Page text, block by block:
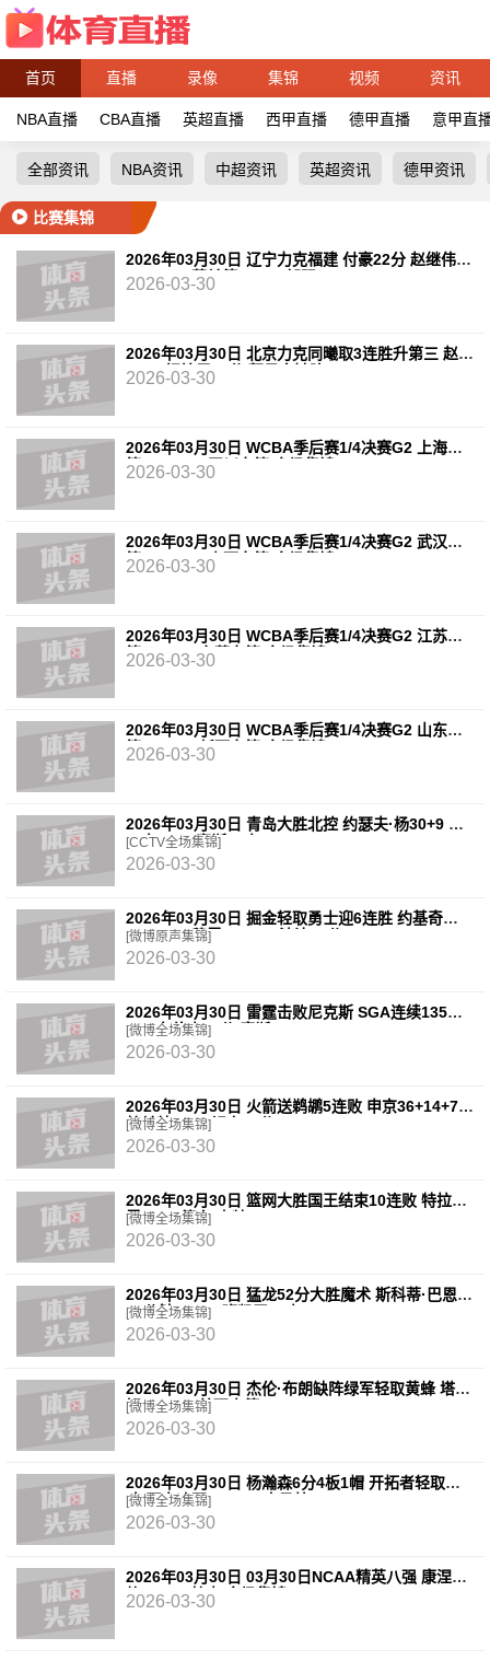
首页 直播 录像 集锦 视频 资讯
NBA直播 CBA直播 英超直播 西甲直播 德甲直播 意甲直
全部资讯 NBA资讯 中超资讯 英超资讯 德甲资讯
比赛集锦
2026年03月30日 辽宁力克福建 付豪22分 赵继伟
14+6+11 莫兰德20+15 邹阳18+5
2026-03-30
2026年03月30日 北京力克同曦取3连胜升第三 赵睿
24+6 祝铭震19分 郭昊文缺阵
2026-03-30
2026年03月30日 WCBA季后赛1/4决赛G2 上海女
篮 91 - 104 四川女篮 全场集锦
2026-03-30
2026年03月30日 WCBA季后赛1/4决赛G2 武汉女
篮 68 - 101 山西女篮 全场集锦
2026-03-30
2026年03月30日 WCBA季后赛1/4决赛G2 江苏女
篮 83 - 73 东莞女篮 全场集锦
2026-03-30
2026年03月30日 WCBA季后赛1/4决赛G2 山东女
篮 86 - 80 新疆女篮 全场集锦
2026-03-30
2026年03月30日 青岛大胜北控 约瑟夫·杨30+9 廖
三宁15+6 豪斯14中1
[CCTV全场集锦]
2026-03-30
2026年03月30日 掘金轻取勇士迎6连胜 约基奇
25+15+8 穆雷20+6+7 波津23分
[微博原声集锦]
2026-03-30
2026年03月30日 雷霆击败尼克斯 SGA连续135场
20+ 布伦森30分 唐斯15+18
[微博全场集锦]
2026-03-30
2026年03月30日 火箭送鹈鹕5连败 申京36+14+7
杜兰特20+6 锡安18分
[微博全场集锦]
2026-03-30
2026年03月30日 篮网大胜国王结束10连败 特拉奥
雷17+6 德文·卡特20+8
[微博全场集锦]
2026-03-30
2026年03月30日 猛龙52分大胜魔术 斯科蒂·巴恩斯
28分钟23+15 班凯罗14中3
[微博全场集锦]
2026-03-30
2026年03月30日 杰伦·布朗缺阵绿军轻取黄蜂 塔图
姆32+5+8 普理查德28+6+6
[微博全场集锦]
2026-03-30
2026年03月30日 杨瀚森6分4板1帽 开拓者轻取奇
才 阿夫迪亚20+7+5 卡马拉23+7
[微博全场集锦]
2026-03-30
2026年03月30日 03月30日NCAA精英八强 康涅狄
格73 - 72杜克 全场集锦
2026-03-30